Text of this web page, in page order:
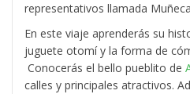
representativos llamada
En este viaje aprenderás su
juguete otomí y la forma de
Conocerás el bello pueblito de
calles y principales atractivos.